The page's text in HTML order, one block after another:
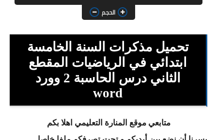
السنة الرابعة ابتدائي
شهادة التعليم الابتدائي
تزيين القسم
التعليم المتوسط
السنة الاولى متوسط
الحجم
تحميل مذكرات السنة الخامسة
ابتدائي في الرياضيات المقطع
الثاني درس الحاسبة 2 وورد
word
متابعي موقع المنارة التعليمي اهلا بكم